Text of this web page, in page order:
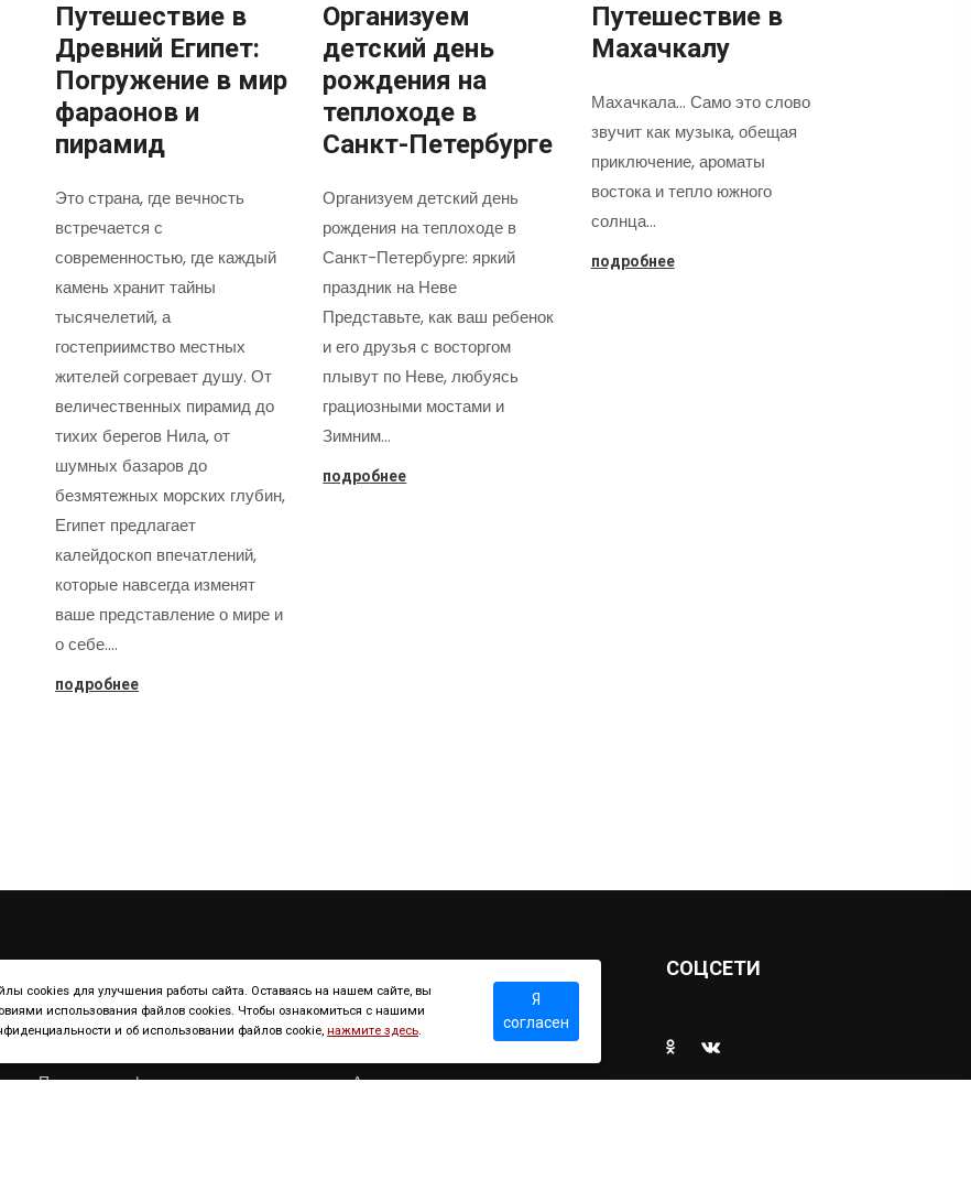
Путешествие в
Древний Египет:
Погружение в мир
фараонов и
пирамид
Это страна, где вечность
встречается с
современностью, где каждый
камень хранит тайны
тысячелетий, а
гостеприимство местных
жителей согревает душу. От
величественных пирамид до
тихих берегов Нила, от
шумных базаров до
безмятежных морских глубин,
Египет предлагает
калейдоскоп впечатлений,
которые навсегда изменят
ваше представление о мире и
о себе.…
подробнее
Организуем
детский день
рождения на
теплоходе в
Санкт-Петербурге
Организуем детский день
рождения на теплоходе в
Санкт-Петербурге: яркий
праздник на Неве
Представьте, как ваш ребенок
и его друзья с восторгом
плывут по Неве, любуясь
грациозными мостами и
Зимним…
подробнее
Путешествие в
Махачкалу
Махачкала... Само это слово
звучит как музыка, обещая
приключение, ароматы
востока и тепло южного
солнца…
подробнее
Полезная информация
Америка
СОЦСЕТИ
cookies для улучшения работы сайта. Оставаясь на нашем сайте, вы
использования файлов cookies. Чтобы ознакомиться с нашими
и об использовании файлов cookie, нажмите здесь.
Я
согласен